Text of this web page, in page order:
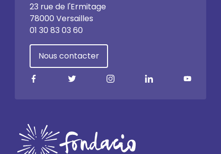
23 rue de l'Ermitage
78000 Versailles
01 30 83 03 60
Nous contacter